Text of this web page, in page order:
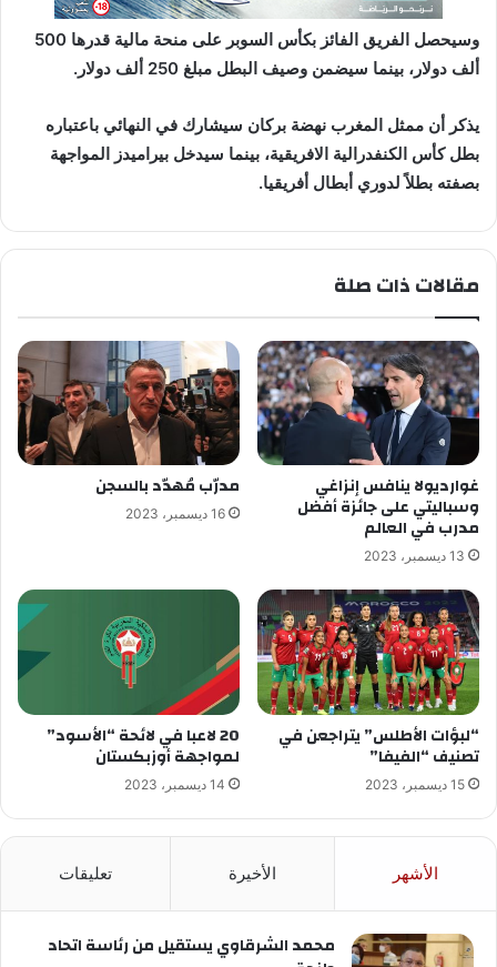
وسيحصل الفريق الفائز بكأس السوبر على منحة مالية قدرها 500
ألف دولار، بينما سيضمن وصيف البطل مبلغ 250 ألف دولار.
يذكر أن ممثل المغرب نهضة بركان سيشارك في النهائي باعتباره
بطل كأس الكنفدرالية الافريقية، بينما سيدخل بيراميدز المواجهة
بصفته بطلاً لدوري أبطال أفريقيا.
مقالات ذات صلة
غوارديولا ينافس إنزاغي
وسباليتي على جائزة أفضل
مدرب في العالم
13 ديسمبر، 2023
مدرّب مُهدّد بالسجن
16 ديسمبر، 2023
“لبؤات الأطلس” يتراجعن في
تصنيف “الفيفا”
15 ديسمبر، 2023
20 لاعبا في لائحة “الأسود”
لمواجهة أوزبكستان
14 ديسمبر، 2023
الأشهر الأخيرة تعليقات
محمد الشرقاوي يستقيل من رئاسة اتحاد